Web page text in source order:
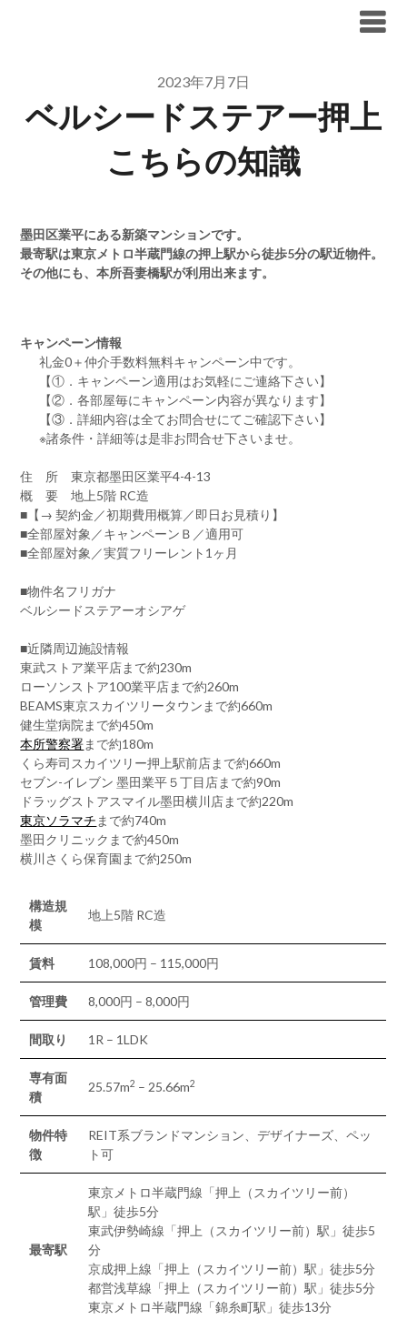
2023年7月7日
ベルシードステアー押上
こちらの知識
墨田区業平にある新築マンションです。
最寄駅は東京メトロ半蔵門線の押上駅から徒歩5分の駅近物件。
その他にも、本所吾妻橋駅が利用出来ます。
キャンペーン情報
礼金0＋仲介手数料無料キャンペーン中です。
【①．キャンペーン適用はお気軽にご連絡下さい】
【②．各部屋毎にキャンペーン内容が異なります】
【③．詳細内容は全てお問合せにてご確認下さい】
※諸条件・詳細等は是非お問合せ下さいませ。
住 所 東京都墨田区業平4-4-13
概 要 地上5階 RC造
■【→ 契約金／初期費用概算／即日お見積り】
■全部屋対象／キャンペーンＢ／適用可
■全部屋対象／実質フリーレント1ヶ月
■物件名フリガナ
ベルシードステアーオシアゲ
■近隣周辺施設情報
東武ストア業平店まで約230m
ローソンストア100業平店まで約260m
BEAMS東京スカイツリータウンまで約660m
健生堂病院まで約450m
本所警察署まで約180m
くら寿司スカイツリー押上駅前店まで約660m
セブン-イレブン 墨田業平５丁目店まで約90m
ドラッグストアスマイル墨田横川店まで約220m
東京ソラマチ まで約740m
墨田クリニックまで約450m
横川さくら保育園まで約250m
構造規
模
地上5階 RC造
賃料 108,000円 – 115,000円
管理費 8,000円 – 8,000円
間取り 1R – 1LDK
専有面
積
25.57m2 – 25.66m2
物件特
徴
REIT系ブランドマンション、デザイナーズ、ペッ
ト可
最寄駅
東京メトロ半蔵門線「押上（スカイツリー前）
駅」徒歩5分
東武伊勢崎線「押上（スカイツリー前）駅」徒歩5
分
京成押上線「押上（スカイツリー前）駅」徒歩5分
都営浅草線「押上（スカイツリー前）駅」徒歩5分
東京メトロ半蔵門線「錦糸町駅」徒歩13分